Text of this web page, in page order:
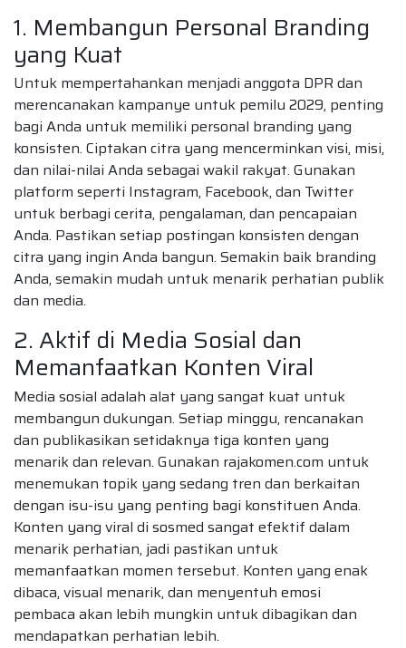
1. Membangun Personal Branding
yang Kuat
Untuk mempertahankan menjadi anggota DPR dan
merencanakan kampanye untuk pemilu 2029, penting
bagi Anda untuk memiliki personal branding yang
konsisten. Ciptakan citra yang mencerminkan visi, misi,
dan nilai-nilai Anda sebagai wakil rakyat. Gunakan
platform seperti Instagram, Facebook, dan Twitter
untuk berbagi cerita, pengalaman, dan pencapaian
Anda. Pastikan setiap postingan konsisten dengan
citra yang ingin Anda bangun. Semakin baik branding
Anda, semakin mudah untuk menarik perhatian publik
dan media.
2. Aktif di Media Sosial dan
Memanfaatkan Konten Viral
Media sosial adalah alat yang sangat kuat untuk
membangun dukungan. Setiap minggu, rencanakan
dan publikasikan setidaknya tiga konten yang
menarik dan relevan. Gunakan rajakomen.com untuk
menemukan topik yang sedang tren dan berkaitan
dengan isu-isu yang penting bagi konstituen Anda.
Konten yang viral di sosmed sangat efektif dalam
menarik perhatian, jadi pastikan untuk
memanfaatkan momen tersebut. Konten yang enak
dibaca, visual menarik, dan menyentuh emosi
pembaca akan lebih mungkin untuk dibagikan dan
mendapatkan perhatian lebih.